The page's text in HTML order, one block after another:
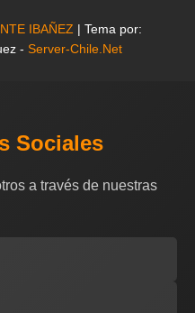
IBAÑEZ | Tema por:
- Server-Chile.Net
Sociales
a través de nuestras